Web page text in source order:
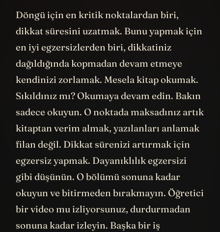
Döngü için en kritik noktalardan biri,
dikkat süresini uzatmak. Bunu yapmak için
en iyi egzersizlerden biri, dikkatiniz
dağıldığında kopmadan devam etmeye
kendinizi zorlamak. Mesela kitap okumak.
Sıkıldınız mı? Okumaya devam edin. Bakın
sadece okuyun. O noktada maksadınız artık
kitaptan verim almak, yazılanları anlamak
filan değil. Dikkat sürenizi artırmak için
egzersiz yapmak. Dayanıklılık egzersizi
gibi düşünün. O bölümü sonuna kadar
okuyun ve bitirmeden bırakmayın. Öğretici
bir video mu izliyorsunuz, durdurmadan
sonuna kadar izleyin. Başka bir iş